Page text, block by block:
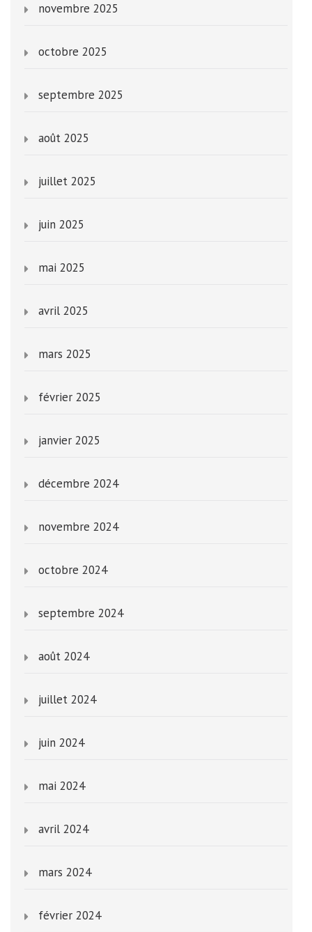
novembre 2025
octobre 2025
septembre 2025
août 2025
juillet 2025
juin 2025
mai 2025
avril 2025
mars 2025
février 2025
janvier 2025
décembre 2024
novembre 2024
octobre 2024
septembre 2024
août 2024
juillet 2024
juin 2024
mai 2024
avril 2024
mars 2024
février 2024